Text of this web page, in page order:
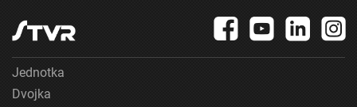
Jednotka
Dvojka